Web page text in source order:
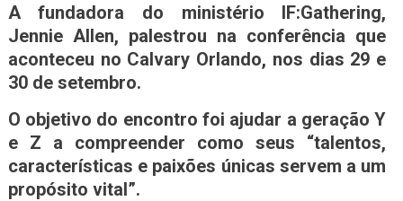
A fundadora do ministério IF:Gathering,
Jennie Allen, palestrou na conferência que
aconteceu no Calvary Orlando, nos dias 29 e
30 de setembro.
O objetivo do encontro foi ajudar a geração Y
e Z a compreender como seus “talentos,
características e paixões únicas servem a um
propósito vital”.